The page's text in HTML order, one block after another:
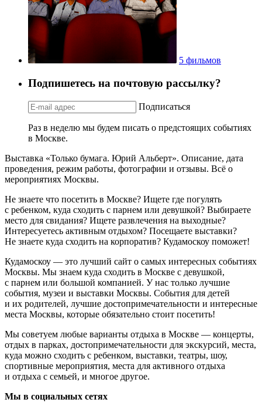
5 фильмов
Подпишетесь на почтовую рассылку?
Подписаться
Раз в неделю мы будем писать о предстоящих событиях
в Москве.
Выставка «Только бумага. Юрий Альберт». Описание, дата
проведения, режим работы, фотографии и отзывы. Всё о
мероприятиях Москвы.
Не знаете что посетить в Москве? Ищете где погулять
с ребенком, куда сходить с парнем или девушкой? Выбираете
место для свидания? Ищете развлечения на выходные?
Интересуетесь активным отдыхом? Посещаете выставки?
Не знаете куда сходить на корпоратив? Кудамоскоу поможет!
Кудамоскоу — это лучший сайт о самых интересных событиях
Москвы. Мы знаем куда сходить в Москве с девушкой,
с парнем или большой компанией. У нас только лучшие
события, музеи и выставки Москвы. События для детей
и их родителей, лучшие достопримечательности и интересные
места Москвы, которые обязательно стоит посетить!
Мы советуем любые варианты отдыха в Москве — концерты,
отдых в парках, достопримечательности для экскурсий, места,
куда можно сходить с ребенком, выставки, театры, шоу,
спортивные мероприятия, места для активного отдыха
и отдыха с семьей, и многое другое.
Мы в социальных сетях